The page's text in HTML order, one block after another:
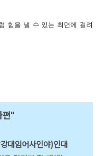
힘을 낼 수 있는 최면에 걸려
편"
대임어사인야)인대